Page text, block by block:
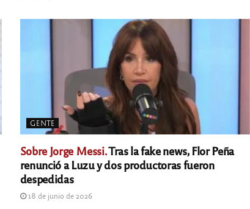
GENTE
Sobre Jorge Messi.Tras la fake news, Flor Peña
renunció a Luzu y dos productoras fueron
despedidas
18 de junio de 2026